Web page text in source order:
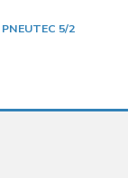
PNEUTEC 5/2